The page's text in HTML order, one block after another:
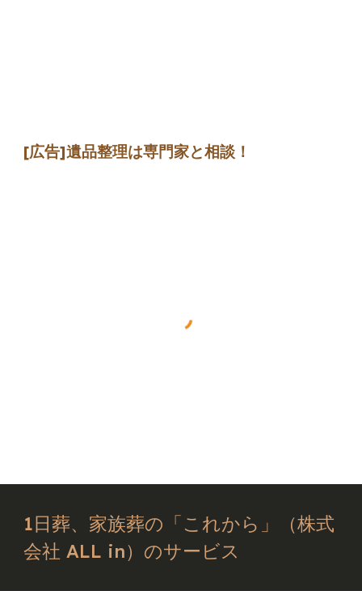
[広告]遺品整理は専門家と相談！
1日葬、家族葬の「これから」（株式
会社 ALL in）のサービス